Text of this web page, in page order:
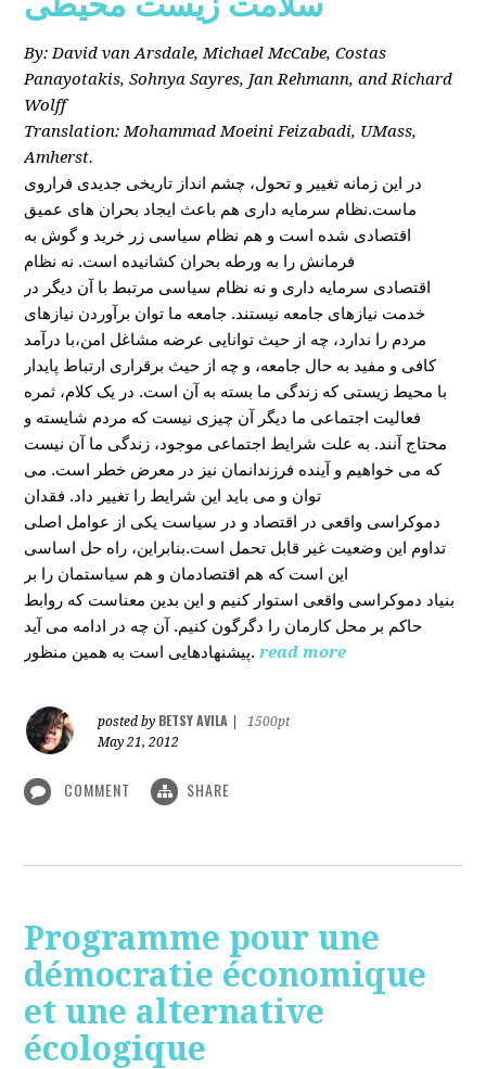
By: David van Arsdale, Michael McCabe, Costas
Panayotakis, Sohnya Sayres, Jan Rehmann, and Richard
Wolff
Translation: Mohammad Moeini Feizabadi, UMass,
Amherst.
در این زمانه تغییر و تحول، چشم انداز تاریخی جدیدی فراروی
ماست.نظام سرمایه داری هم باعث ایجاد بحران های عمیق
اقتصادی شده است و هم نظام سیاسی زر خرید و گوش به
فرمانش را به ورطه بحران کشانیده است. نه نظام
اقتصادی سرمایه داری و نه نظام سیاسی مرتبط با آن دیگر در
خدمت نیازهای جامعه نیستند. جامعه ما توان برآوردن نیازهای
مردم را ندارد، چه از حیث توانایی عرضه مشاغل امن،با درآمد
کافی و مفید به حال جامعه، و چه از حیث برقراری ارتباط پایدار
با محیط زیستی که زندگی ما بسته به آن است. در یک کلام، ثمره
فعالیت اجتماعی ما دیگر آن چیزی نیست که مردم شایسته و
محتاج آنند. به علت شرایط اجتماعی موجود، زندگی ما آن نیست
که می خواهیم و آینده فرزندانمان نیز در معرض خطر است. می
توان و می باید این شرایط را تغییر داد. فقدان
دموکراسی واقعی در اقتصاد و در سیاست یکی از عوامل اصلی
تداوم این وضعیت غیر قابل تحمل است.بنابراین، راه حل اساسی
این است که هم اقتصادمان و هم سیاستمان را بر
بنیاد دموکراسی واقعی استوار کنیم و این بدین معناست که روابط
حاکم بر محل کارمان را دگرگون کنیم. آن چه در ادامه می آید
پیشنهادهایی است به همین منظور. read more
posted by BETSY AVILA
1500pt
May 21, 2012
COMMENT SHARE
Programme pour une
démocratie économique
et une alternative
écologique